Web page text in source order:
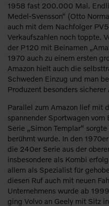
1958 fast 200.000 Mal.
Medel-Svensson“ (Otto
auch mit dem Nachfolger
Verkaufszahlen noch toppte.
der P120 mit Beinamen
1970 auch zu einem ersten
Amazon hielt auch die
Schweden Einzug und man
Produzent besonders sicherer
Parallel zum Amazon lief mit
spannender Sportwagen vom
Serie „Simon Templar“
berühmt wurde. In den
die 240er Serie aus der
insbesondere als Kombi
allem als Spezialist für
diesen Ruf auch mit neuen
Unternehmens wurde ab
ging Volvo an Geely mit Sitz